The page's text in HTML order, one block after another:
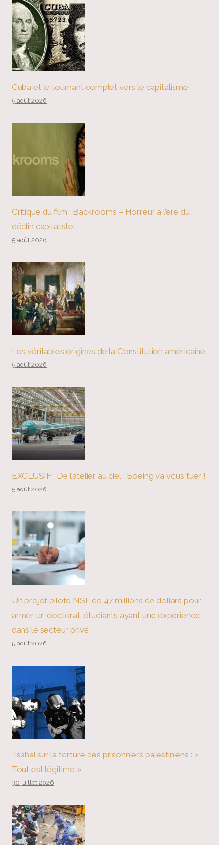
Cuba et le tournant complet vers le capitalisme
5 août 2026
Critique du film : Backrooms – Horreur à l’ère du
déclin capitaliste
5 août 2026
Les véritables origines de la Constitution américaine
5 août 2026
EXCLUSIF : De l’atelier au ciel : Boeing va vous tuer !
5 août 2026
Un projet pilote NSF de 47 millions de dollars pour
armer un doctorat. étudiants ayant une expérience
dans le secteur privé
5 août 2026
Tsahal sur la torture des prisonniers palestiniens : «
Tout est légitime »
30 juillet 2026